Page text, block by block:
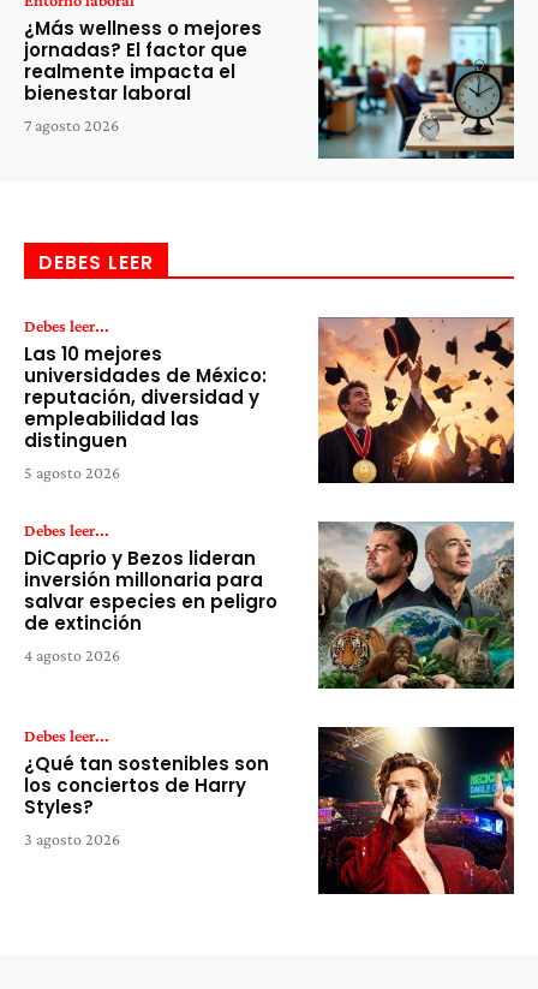
¿Más wellness o mejores
jornadas? El factor que
realmente impacta el
bienestar laboral
7 agosto 2026
DEBES LEER
Debes leer...
Las 10 mejores
universidades de México:
reputación, diversidad y
empleabilidad las
distinguen
5 agosto 2026
Debes leer...
DiCaprio y Bezos lideran
inversión millonaria para
salvar especies en peligro
de extinción
4 agosto 2026
Debes leer...
¿Qué tan sostenibles son
los conciertos de Harry
Styles?
3 agosto 2026